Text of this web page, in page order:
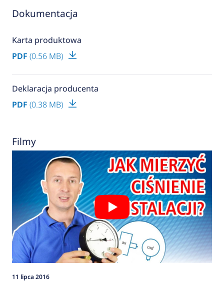
Dokumentacja
Karta produktowa
PDF (0.56 MB)
Deklaracja producenta
PDF (0.38 MB)
Filmy
11 lipca 2016